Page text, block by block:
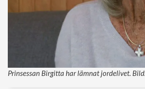
Prinsessan Birgitta har lämnat jordelivet.